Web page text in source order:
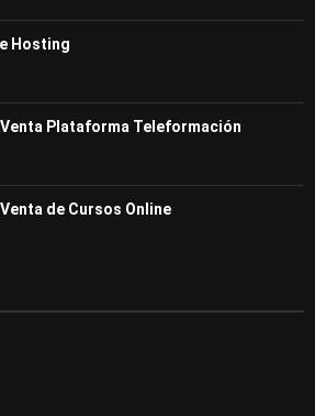
Hosting
Plataforma Teleformación
de Cursos Online